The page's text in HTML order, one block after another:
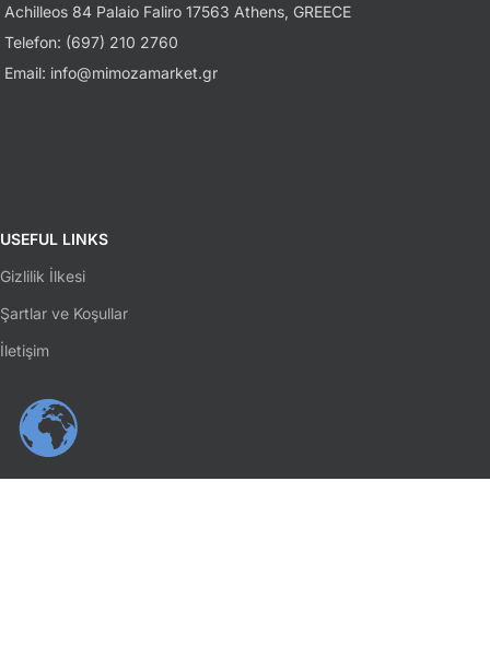
Achilleos 84 Palaio Faliro 17563 Athens, GREECE
Telefon: (697) 210 2760
Email: info@mimozamarket.gr
USEFUL LINKS
Gizlilik İlkesi
Şartlar ve Koşullar
İletişim